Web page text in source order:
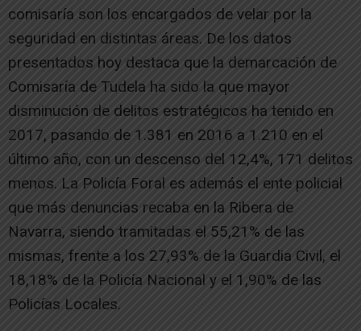
comisaría son los encargados de velar por la
seguridad en distintas áreas. De los datos
presentados hoy destaca que la demarcación de
Comisaría de Tudela ha sido la que mayor
disminución de delitos estratégicos ha tenido en
2017, pasando de 1.381 en 2016 a 1.210 en el
último año, con un descenso del 12,4%, 171 delitos
menos. La Policía Foral es además el ente policial
que más denuncias recaba en la Ribera de
Navarra, siendo tramitadas el 55,21% de las
mismas, frente a los 27,93% de la Guardia Civil, el
18,18% de la Policía Nacional y el 1,90% de las
Policías Locales.